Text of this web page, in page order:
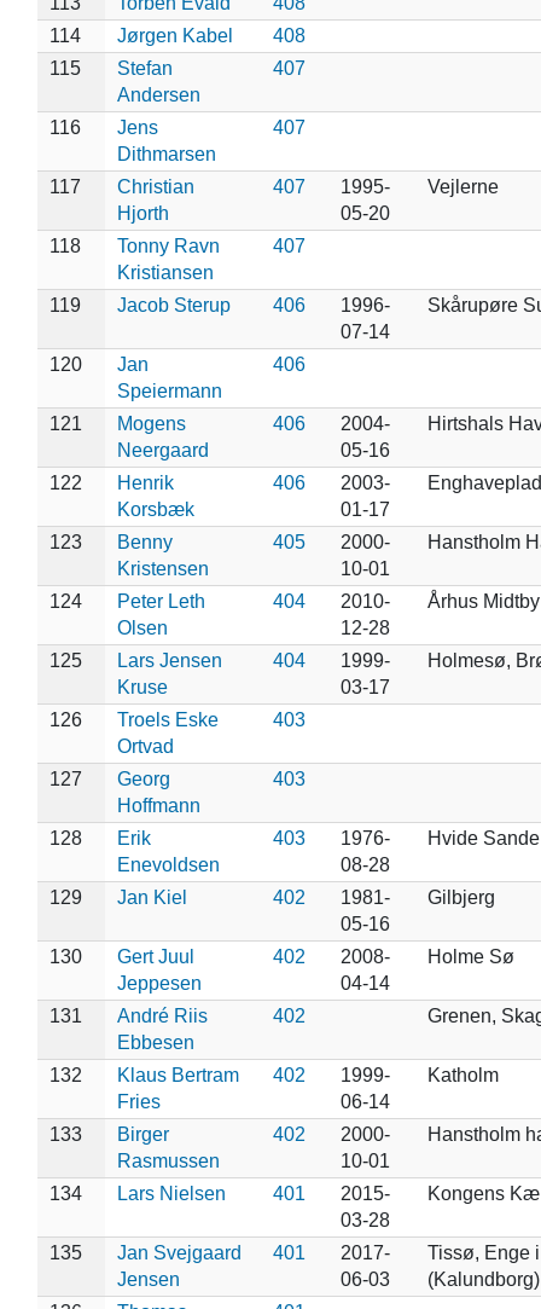
114
Jørgen Kabel
408
115
Stefan
Andersen
407
116
Jens
Dithmarsen
407
117
Christian
Hjorth
407
1995-
05-20
Vejlerne
118
Tonny Ravn
Kristiansen
407
119 Jacob Sterup 406
1996-
07-14
Skårupøre
120
Jan
Speiermann
406
121
Mogens
Neergaard
406
2004-
05-16
Hirtshals
122
Henrik
Korsbæk
406
2003-
01-17
123
Benny
Kristensen
405
2000-
10-01
Hanstholm
124
Peter Leth
Olsen
404
2010-
12-28
Århus
125
Lars Jensen
Kruse
404
1999-
03-17
Holmesø,
126
Troels Eske
Ortvad
403
127
Georg
Hoffmann
403
128
Erik
Enevoldsen
403
1976-
08-28
Hvide Sande
129 Jan Kiel 402
1981-
05-16
Gilbjerg
130
Gert Juul
Jeppesen
402
2008-
04-14
Holme Sø
131
André Riis
Ebbesen
402 Grenen,
132
Klaus Bertram
Fries
402
1999-
06-14
Katholm
133
Birger
Rasmussen
402
2000-
10-01
Hanstholm
134 Lars Nielsen 401
2015-
03-28
Kongens
135
Jan Svejgaard
Jensen
401
2017-
06-03
Tissø, Enge
(Kalundborg)